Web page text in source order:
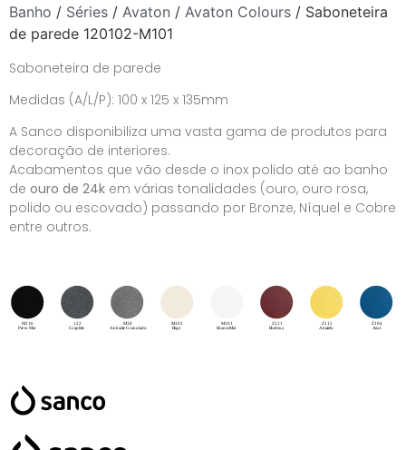
Banho / Séries / Avaton / Avaton Colours / Saboneteira
de parede 120102-M101
Saboneteira de parede
Medidas (A/L/P): 100 x 125 x 135mm
A Sanco disponibiliza uma vasta gama de produtos para
decoração de interiores.
Acabamentos que vão desde o inox polido até ao banho
de ouro de 24k em várias tonalidades (ouro, ouro rosa,
polido ou escovado) passando por Bronze, Níquel e Cobre
entre outros.